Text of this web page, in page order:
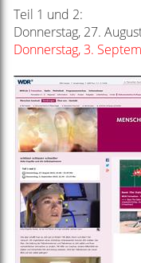
Teil 1 und 2:
Donnerstag, 27.
Donnerstag, 3.